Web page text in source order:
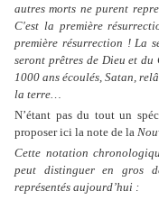
autres morts ne purent
C'est la première
première résurrection ! La
seront prêtres de Dieu et
1000 ans écoulés, Satan,
la terre…
N’étant pas du tout un
proposer ici la note de la
Cette notation
peut distinguer en gros
représentés aujourd’hui :